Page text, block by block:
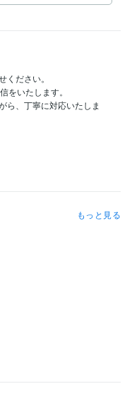
ださい。
いたします。
ら、丁寧に対応いたしま
に対応いたします。
。
もっと見る